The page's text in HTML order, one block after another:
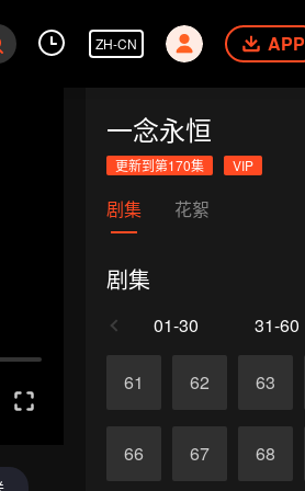
ZH-CN APP
一念永恒
更新到第170集 VIP
剧集 花絮
剧集
01-30 31-60
61 62 63
66 67 68